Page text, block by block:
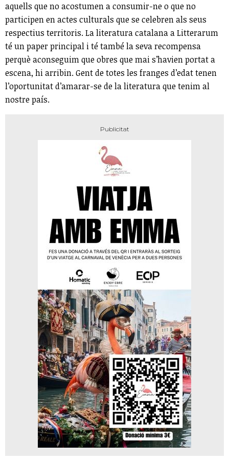
aquells que no acostumen a consumir-ne o que no
participen en actes culturals que se celebren als seus
respectius territoris. La literatura catalana a Litterarum
té un paper principal i té també la seva recompensa
perquè aconseguim que obres que mai s’havien portat a
escena, hi arribin. Gent de totes les franges d’edat tenen
l’oportunitat d’amarar-se de la literatura que tenim al
nostre país.